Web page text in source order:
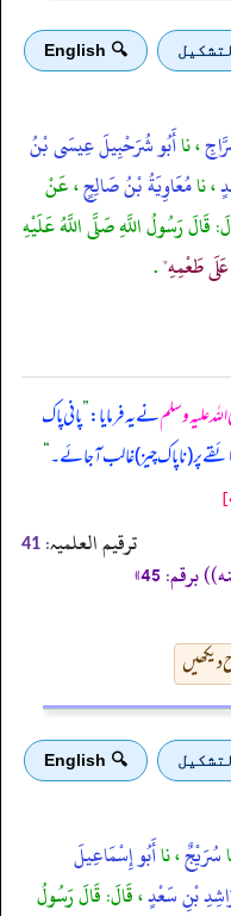
🔍 English
، ناأَبُو شُرَحْبِيلَ عِيسَى بْنُ
، نامُعَاوِيَةُ بْنُ صَالِحٍ، عَنْ
قَالَ رَسُولُ اللَّهِ صَلَّى اللَّهُ عَلَيْهِ
طَعْمِهِ".
علیہ وسلمنے یہ فرمایا:”پانی پاک
پر (ناپاک چیز) غالب آ جائے۔“
ترقیم العلمیہ: 41
45»
دیکھیں
🔍 English
سُرَيْجٌ، ناأَبُو إِسْمَاعِيلَ
بْنِ سَعْدٍ، قَالَ: قَالَ رَسُولُ